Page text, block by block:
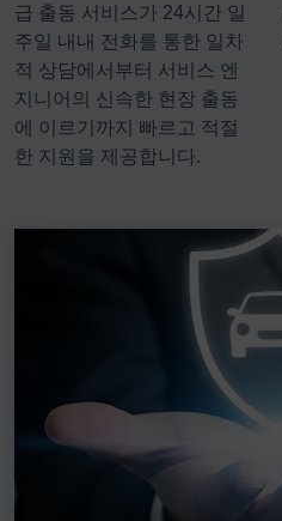
급 출동 서비스가 24시간 일
주일 내내 전화를 통한 일차
적 상담에서부터 서비스 엔
지니어의 신속한 현장 출동
에 이르기까지 빠르고 적절
한 지원을 제공합니다.